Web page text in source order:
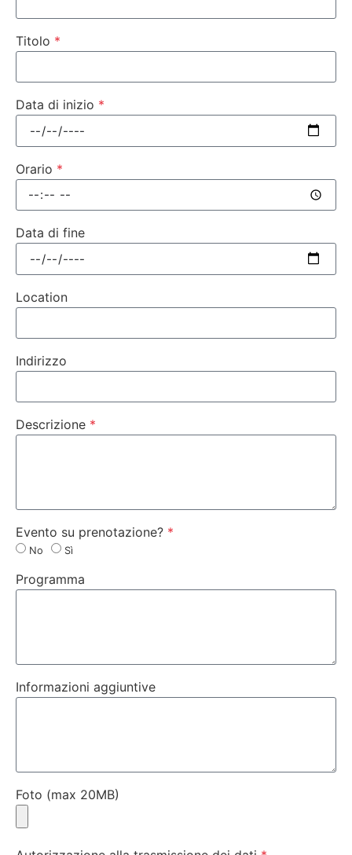
Titolo
Data di inizio
Orario
Data di fine
Location
Indirizzo
Descrizione
Evento su prenotazione?
No Sì
Programma
Informazioni aggiuntive
Foto (max 20MB)